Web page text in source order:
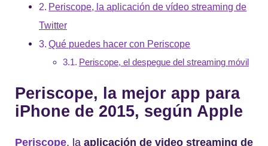
Periscope, la aplicación de vídeo streaming de
Twitter
Qué puedes hacer con Periscope
Periscope, el despegue del streaming móvil
Periscope, la mejor app para
iPhone de 2015, según Apple
Periscope, la aplicación de video streaming de